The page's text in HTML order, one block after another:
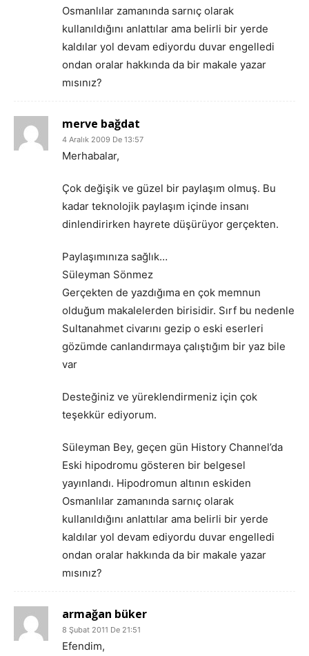
Osmanlılar zamanında sarnıç olarak
kullanıldığını anlattılar ama belirli bir yerde
kaldılar yol devam ediyordu duvar engelledi
ondan oralar hakkında da bir makale yazar
mısınız?
merve bağdat
4 Aralık 2009 De 13:57
Merhabalar,
Çok değişik ve güzel bir paylaşım olmuş. Bu
kadar teknolojik paylaşım içinde insanı
dinlendirirken hayrete düşürüyor gerçekten.
Paylaşımınıza sağlık…
Süleyman Sönmez
Gerçekten de yazdığıma en çok memnun
olduğum makalelerden birisidir. Sırf bu nedenle
Sultanahmet civarını gezip o eski eserleri
gözümde canlandırmaya çalıştığım bir yaz bile
var
Desteğiniz ve yüreklendirmeniz için çok
teşekkür ediyorum.
Süleyman Bey, geçen gün History Channel’da
Eski hipodromu gösteren bir belgesel
yayınlandı. Hipodromun altının eskiden
Osmanlılar zamanında sarnıç olarak
kullanıldığını anlattılar ama belirli bir yerde
kaldılar yol devam ediyordu duvar engelledi
ondan oralar hakkında da bir makale yazar
mısınız?
armağan büker
8 Şubat 2011 De 21:51
Efendim,